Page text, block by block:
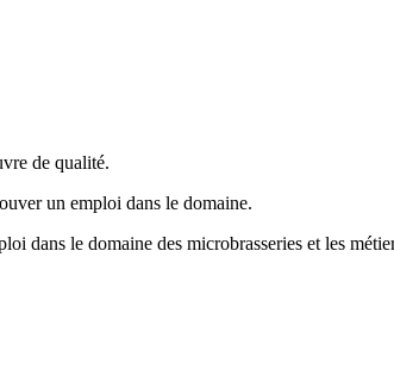
de qualité.
un emploi dans le domaine.
dans le domaine des microbrasseries et les